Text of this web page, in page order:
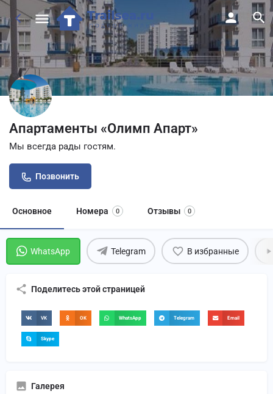
Апартаменты «Олимп Апарт»
Мы всегда рады гостям.
Позвонить
Основное Номера 0 Отзывы 0
WhatsApp Telegram В избранные
Поделитесь этой страницей
VK OK WhatsApp Telegram Email
Skype
Галерея